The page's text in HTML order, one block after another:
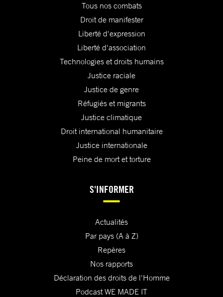
Tous nos combats
Droit de manifester
Liberté d'expression
Liberté d'association
Technologies et droits humains
Justice raciale
Justice de genre
Réfugiés et migrants
Justice climatique
Droit international humanitaire
Justice internationale
Peine de mort et torture
S'INFORMER
Actualités
Par pays (A à Z)
Repères
Nos rapports
Déclaration des droits de l'Homme
Podcast WE MADE IT